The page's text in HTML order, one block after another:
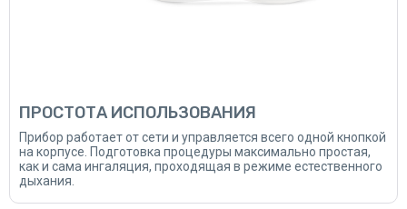
ПРОСТОТА ИСПОЛЬЗОВАНИЯ
Прибор работает от сети и управляется всего одной кнопкой
на корпусе. Подготовка процедуры максимально простая,
как и сама ингаляция, проходящая в режиме естественного
дыхания.